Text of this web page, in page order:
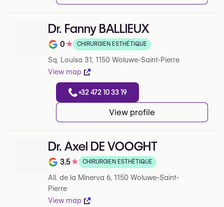
Dr. Fanny BALLIEUX
Note de 0 sur 5 sur Google
0★ CHIRURGIEN ESTHÉTIQUE
Sq. Louisa 31, 1150 Woluwe-Saint-Pierre
View map
+32 472 10 33 19
View profile
Dr. Axel DE VOOGHT
Note de 3.5 sur 5 sur Google
3.5★ CHIRURGIEN ESTHÉTIQUE
All. de la Minerva 6, 1150 Woluwe-Saint-
Pierre
View map